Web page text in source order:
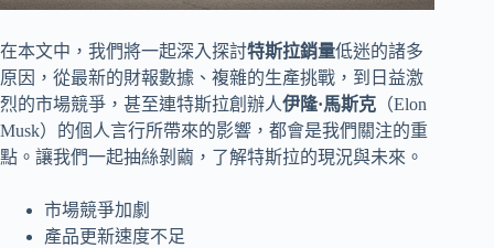
在本文中，我們將一起深入探討特斯拉銷量低迷的諸多
原因，從最新的財報數據、複雜的生產挑戰，到日益激
烈的市場競爭，甚至連特斯拉創辦人伊隆·馬斯克 （Elon
Musk）的個人言行所帶來的影響，都會是我們關注的重
點。讓我們一起抽絲剝繭，了解特斯拉的現況與未來。
市場競爭加劇
產品更新速度不足